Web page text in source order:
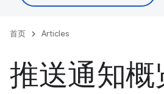
首页 Articles
推送通知概